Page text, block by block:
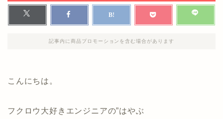
記事内に商品プロモーションを含む場合があります
こんにちは。
フクロウ大好きエンジニアの”はやぶ